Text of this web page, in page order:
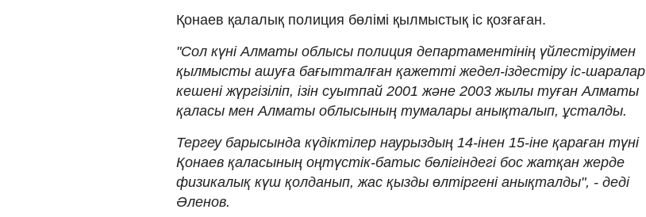
Қонаев қалалық полиция бөлімі қылмыстық іс қозғаған.
"Сол күні Алматы облысы полиция департаментінің үйлестіруімен
қылмысты ашуға бағытталған қажетті жедел-іздестіру іс-шаралар
кешені жүргізіліп, ізін суытпай 2001 және 2003 жылы туған Алматы
қаласы мен Алматы облысының тумалары анықталып, ұсталды.
Тергеу барысында күдіктілер наурыздың 14-інен 15-іне қараған түні
Қонаев қаласының оңтүстік-батыс бөлігіндегі бос жатқан жерде
физикалық күш қолданып, жас қызды өлтіргені анықталды", - деді
Әленов.